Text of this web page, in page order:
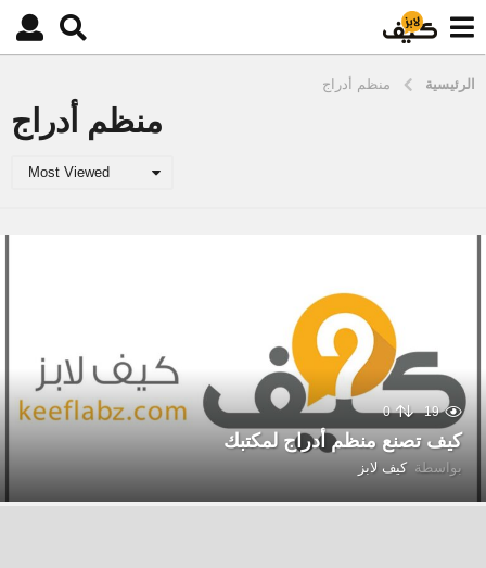
الرئيسية منظم أدراج
منظم أدراج
Most Viewed
19
0
كيف تصنع منظم أدراج لمكتبك
بواسطة كيف لابز